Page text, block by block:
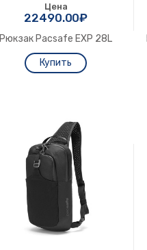
Цена
22490.00₽
Рюкзак Pacsafe EXP 28L